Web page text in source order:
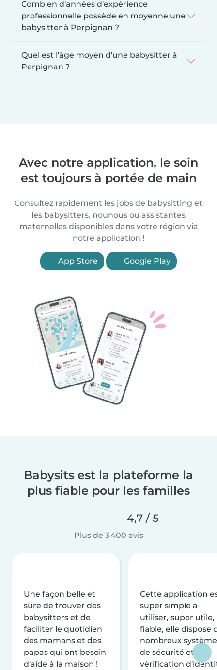
Combien d'années d'expérience
professionnelle possède en moyenne une
babysitter à Perpignan ?
Quel est l'âge moyen d'une babysitter à
Perpignan ?
Avec notre application, le soin
est toujours à portée de main
Consultez rapidement les jobs de babysitting et
les babysitters, nounous ou assistantes
maternelles disponibles dans votre région via
notre application !
App Store Google Play
Babysits est la plateforme la
plus fiable pour les familles
4,7 / 5
Plus de 3 400 avis
Une façon belle et
sûre de trouver des
babysitters et de
faciliter le quotidien
des mamans et des
papas qui ont besoin
d'aide à la maison !
Cette application
super simple à
utiliser, super utile,
fiable, elle dispose
nombreux
de sécurité et de
vérification